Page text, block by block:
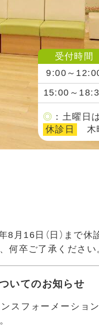
◎ ：土曜日
休診日
木
受付時間
9:00～
15:00～
8月16日（日）まで
何卒ご了承ください
いてのお知らせ
スフォーメーショ